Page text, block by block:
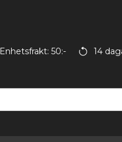
Enhetsfrakt: 50:- 14